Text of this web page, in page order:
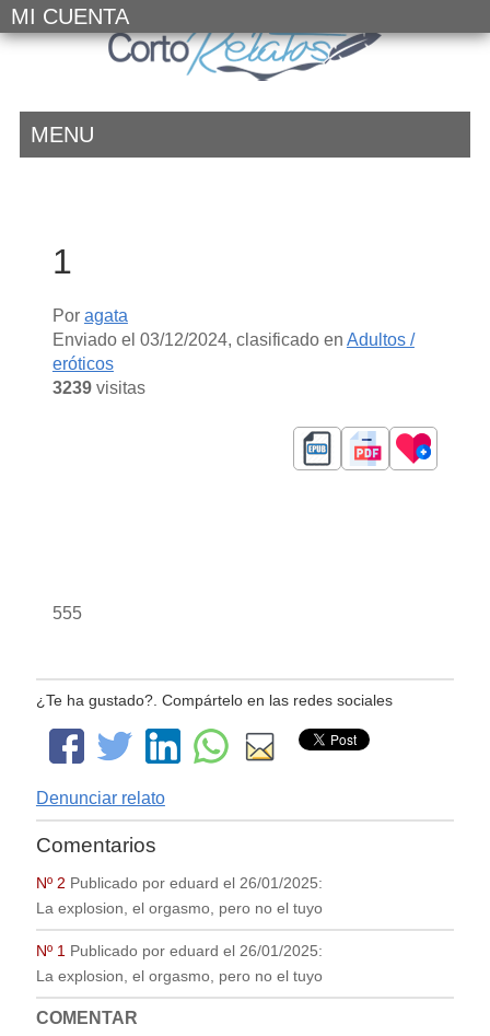
MI CUENTA
MENU
1
Por agata
Enviado el 03/12/2024, clasificado en Adultos /
eróticos
3239visitas
555
¿Te ha gustado?. Compártelo en las redes sociales
Denunciar relato
Comentarios
Nº 2 Publicado por eduard el 26/01/2025:
La explosion, el orgasmo, pero no el tuyo
Nº 1 Publicado por eduard el 26/01/2025:
La explosion, el orgasmo, pero no el tuyo
COMENTAR